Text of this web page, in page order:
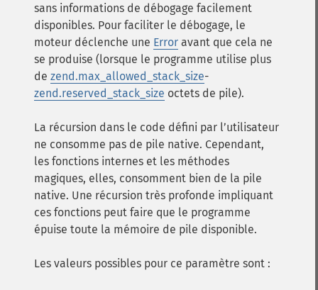
sans informations de débogage facilement
disponibles. Pour faciliter le débogage, le
moteur déclenche une Error avant que cela ne
se produise (lorsque le programme utilise plus
de zend.max_allowed_stack_size-
zend.reserved_stack_size octets de pile).
La récursion dans le code défini par l’utilisateur
ne consomme pas de pile native. Cependant,
les fonctions internes et les méthodes
magiques, elles, consomment bien de la pile
native. Une récursion très profonde impliquant
ces fonctions peut faire que le programme
épuise toute la mémoire de pile disponible.
Les valeurs possibles pour ce paramètre sont :